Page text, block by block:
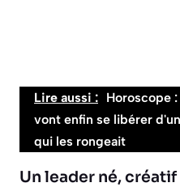
Lire aussi : Horoscope
vont enfin se libérer
qui les rongeait
Un leader né,